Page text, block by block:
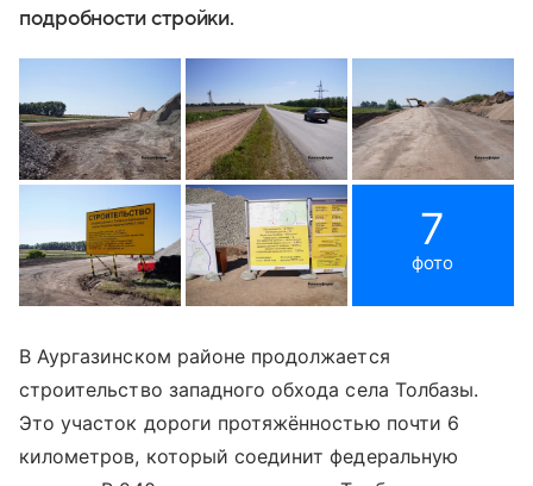
подробности стройки.
7
фото
В Аургазинском районе продолжается
строительство западного обхода села Толбазы.
Это участок дороги протяжённостью почти 6
километров, который соединит федеральную